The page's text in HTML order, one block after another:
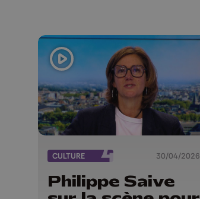
CULTURE 30/04/2026
Philippe Saive